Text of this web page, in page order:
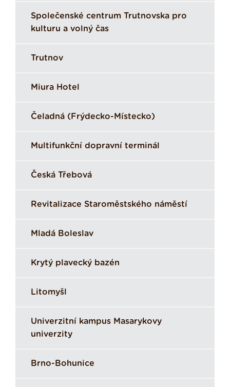
Společenské centrum Trutnovska pro
kulturu a volný čas
Trutnov
Miura Hotel
Čeladná (Frýdecko-Místecko)
Multifunkční dopravní terminál
Česká Třebová
Revitalizace Staroměstského náměstí
Mladá Boleslav
Krytý plavecký bazén
Litomyšl
Univerzitní kampus Masarykovy
univerzity
Brno-Bohunice